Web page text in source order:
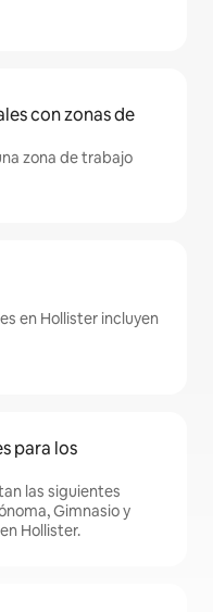
con zonas de
zona de trabajo
en Hollister incluyen
para los
las siguientes
Gimnasio y
Hollister.